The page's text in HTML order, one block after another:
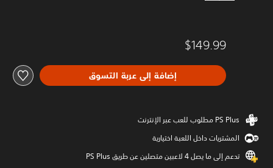
$149.99
إضافة إلى عربة التسوق
المشتريات داخل اللعبة اختيارية
تدعم إلى ما يصل 4 لاعبين متصلين عن طريق PS Plus‏